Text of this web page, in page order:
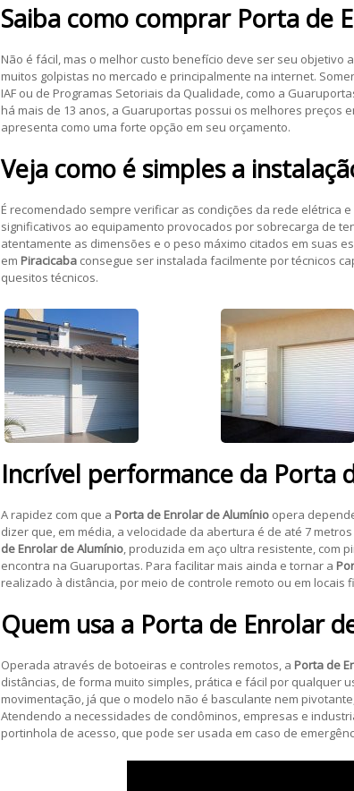
Saiba como comprar Porta de
Não é fácil, mas o melhor custo benefício deve ser seu
muitos golpistas no mercado e principalmente na internet.
IAF ou de Programas Setoriais da Qualidade, como a
há mais de 13 anos, a Guaruportas possui os melhores preços
apresenta como uma forte opção em seu orçamento.
Veja como é simples a
É recomendado sempre verificar as condições da rede elétrica
significativos ao equipamento provocados por sobrecarga de
atentamente as dimensões e o peso máximo citados em suas
em Piracicaba consegue ser instalada facilmente por técnicos
quesitos técnicos.
Incrível performance da Porta
A rapidez com que a Porta de Enrolar de Alumínio opera
dizer que, em média, a velocidade da abertura é de até 7
de Enrolar de Alumínio, produzida em aço ultra resistente, com
encontra na Guaruportas. Para facilitar mais ainda e tornar a
realizado à distância, por meio de controle remoto ou em
Quem usa a Porta de Enrolar
Operada através de botoeiras e controles remotos, a Porta de
distâncias, de forma muito simples, prática e fácil por qualquer
movimentação, já que o modelo não é basculante nem
Atendendo a necessidades de condôminos, empresas e
portinhola de acesso, que pode ser usada em caso de